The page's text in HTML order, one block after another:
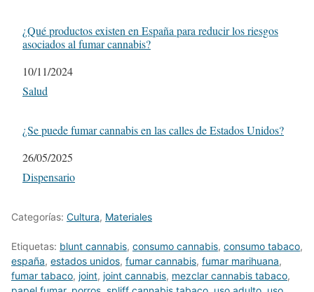
¿Qué productos existen en España para reducir los riesgos
asociados al fumar cannabis?
Fecha
10/11/2024
Respecto a
Salud
¿Se puede fumar cannabis en las calles de Estados Unidos?
Fecha
26/05/2025
Respecto a
Dispensario
Categorías: Cultura, Materiales
Etiquetas: blunt cannabis, consumo cannabis, consumo tabaco,
españa, estados unidos, fumar cannabis, fumar marihuana,
fumar tabaco, joint, joint cannabis, mezclar cannabis tabaco,